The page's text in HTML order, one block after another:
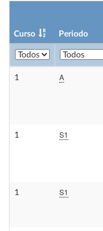
Curso Periodo
1 A
1 S1
1 S1